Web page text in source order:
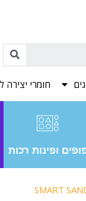
חומרי יצירה
ופינות רכות